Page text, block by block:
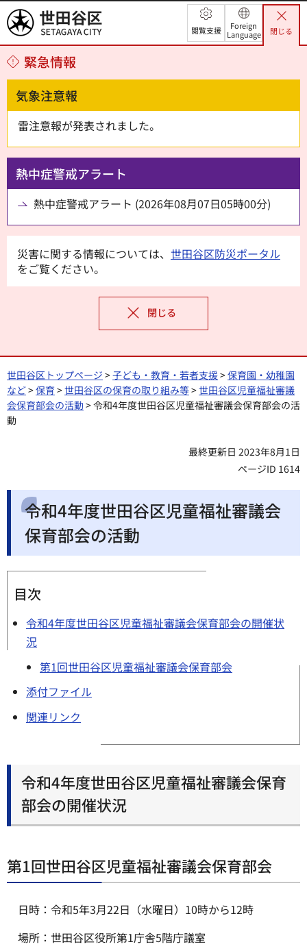
世田谷区 閲覧支援
Foreign
Language
閉じる
緊急情報
気象注意報
雷注意報が発表されました。
熱中症警戒アラート
熱中症警戒アラート (2026年08月07日05時00分)
災害に関する情報については、 世田谷区防災ポータル
をご覧ください。
閉じる
世田谷区トップページ >子ども・教育・若者支援>保育園・幼稚園
など>保育 >世田谷区の保育の取り組み等>世田谷区児童福祉審議
会保育部会の活動> 令和4年度世田谷区児童福祉審議会保育部会の活
動
最終更新日 2023年8月1日
ページID 1614
令和4年度世田谷区児童福祉審議会
保育部会の活動
目次
令和4年度世田谷区児童福祉審議会保育部会の開催状
況
第1回世田谷区児童福祉審議会保育部会
添付ファイル
関連リンク
令和4年度世田谷区児童福祉審議会保育
部会の開催状況
第1回世田谷区児童福祉審議会保育部会
日時：令和5年3月22日（水曜日）10時から12時
場所：世田谷区役所第1庁舎5階庁議室